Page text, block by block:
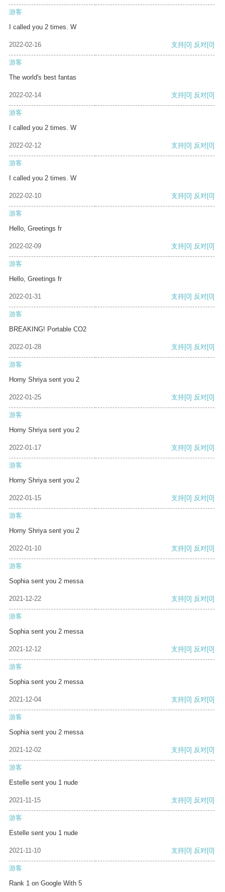
游客
I called you 2 times. W
2022-02-16 支持[0] 反对[0]
游客
The world's best fantas
2022-02-14 支持[0] 反对[0]
游客
I called you 2 times. W
2022-02-12 支持[0] 反对[0]
游客
I called you 2 times. W
2022-02-10 支持[0] 反对[0]
游客
Hello, Greetings fr
2022-02-09 支持[0] 反对[0]
游客
Hello, Greetings fr
2022-01-31 支持[0] 反对[0]
游客
BREAKING! Portable CO2
2022-01-28 支持[0] 反对[0]
游客
Horny Shriya sent you 2
2022-01-25 支持[0] 反对[0]
游客
Horny Shriya sent you 2
2022-01-17 支持[0] 反对[0]
游客
Horny Shriya sent you 2
2022-01-15 支持[0] 反对[0]
游客
Horny Shriya sent you 2
2022-01-10 支持[0] 反对[0]
游客
Sophia sent you 2 messa
2021-12-22 支持[0] 反对[0]
游客
Sophia sent you 2 messa
2021-12-12 支持[0] 反对[0]
游客
Sophia sent you 2 messa
2021-12-04 支持[0] 反对[0]
游客
Sophia sent you 2 messa
2021-12-02 支持[0] 反对[0]
游客
Estelle sent you 1 nude
2021-11-15 支持[0] 反对[0]
游客
Estelle sent you 1 nude
2021-11-10 支持[0] 反对[0]
游客
Rank 1 on Google With 5